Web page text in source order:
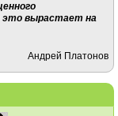
это вырастает на
Андрей Платонов